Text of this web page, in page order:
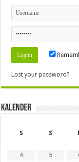
Lost your password?
Kalender
S
S
4
5